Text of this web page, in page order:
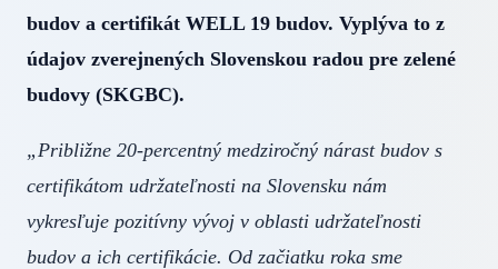
budov a certifikát WELL 19 budov. Vyplýva to z
údajov zverejnených Slovenskou radou pre zelené
budovy (SKGBC).
„Približne 20-percentný medziročný nárast budov s
certifikátom udržateľnosti na Slovensku nám
vykresľuje pozitívny vývoj v oblasti udržateľnosti
budov a ich certifikácie. Od začiatku roka sme